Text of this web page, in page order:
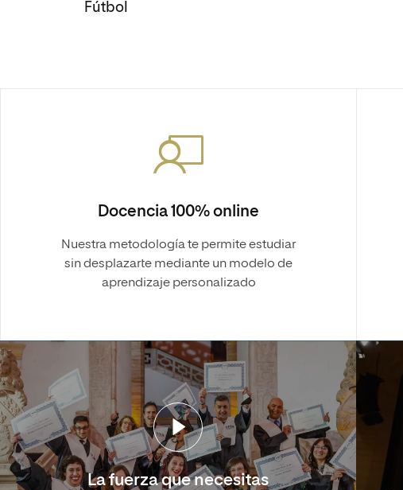
Fútbol
Docencia 100% online
Nuestra metodología te permite estudiar
sin desplazarte mediante un modelo de
aprendizaje personalizado
La fuerza que necesitas